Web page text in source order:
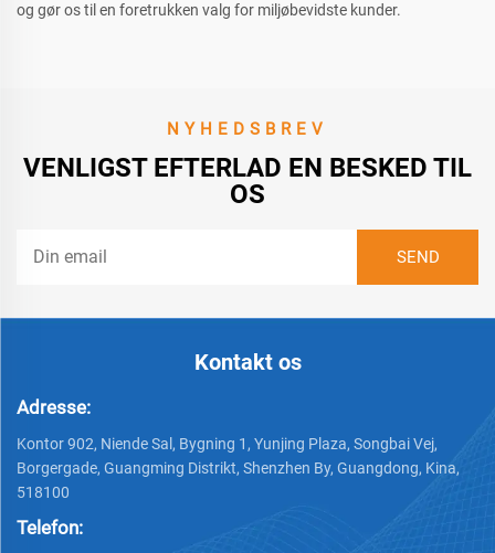
og gør os til en foretrukken valg for miljøbevidste kunder.
NYHEDSBREV
VENLIGST EFTERLAD EN BESKED TIL
OS
Kontakt os
Adresse:
Kontor 902, Niende Sal, Bygning 1, Yunjing Plaza, Songbai Vej,
Borgergade, Guangming Distrikt, Shenzhen By, Guangdong, Kina,
518100
Telefon: